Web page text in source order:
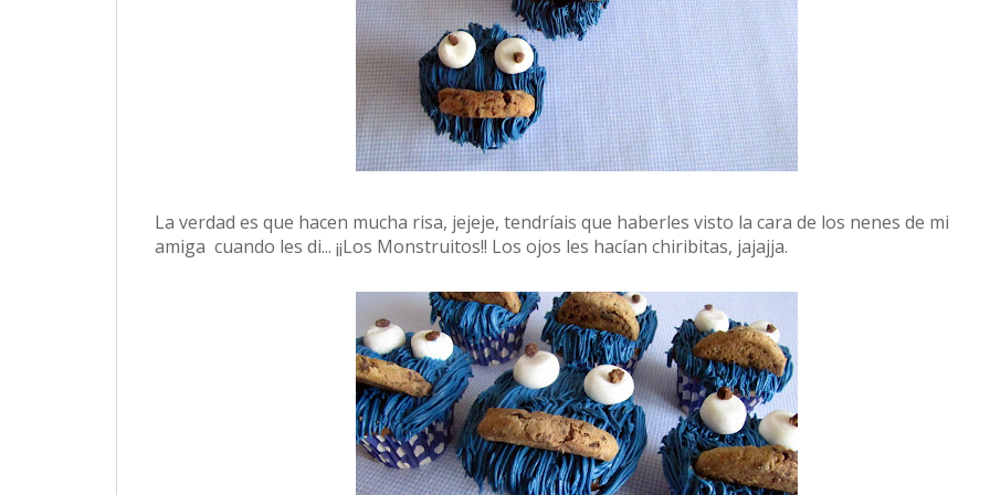
La verdad es que hacen mucha risa, jejeje, tendríais que haberles visto la cara de los nenes de mi
amiga cuando les di... ¡¡Los Monstruitos!! Los ojos les hacían chiribitas, jajajja.